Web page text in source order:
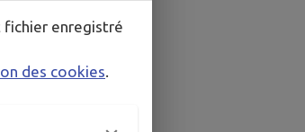
fichier enregistré
des cookies.